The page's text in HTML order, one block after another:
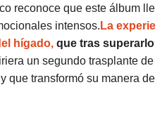
reconoce que este álbum
intensos. La
hígado,que tras superarlo
un segundo trasplante
que transformó su manera